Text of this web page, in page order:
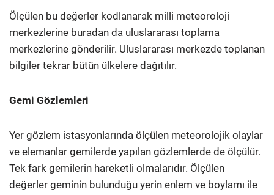
Ölçülen bu değerler kodlanarak milli meteoroloji
merkezlerine buradan da uluslararası toplama
merkezlerine gönderilir. Uluslararası merkezde toplanan
bilgiler tekrar bütün ülkelere dağıtılır.
Gemi Gözlemleri
Yer gözlem istasyonlarında ölçülen meteorolojik olaylar
ve elemanlar gemilerde yapılan gözlemlerde de ölçülür.
Tek fark gemilerin hareketli olmalarıdır. Ölçülen
değerler geminin bulunduğu yerin enlem ve boylamı ile